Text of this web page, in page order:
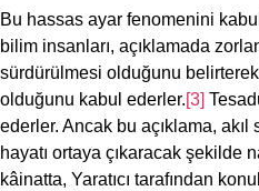
Bu hassas ayar fenomenini
bilim insanları, açıklamada
sürdürülmesi olduğunu
olduğunu kabul ederler.[3]
ederler. Ancak bu açıklama,
hayatı ortaya çıkaracak şekilde
kâinatta, Yaratıcı tarafından